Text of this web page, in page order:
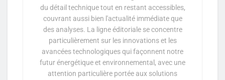
du détail technique tout en restant accessibles,
couvrant aussi bien l'actualité immédiate que
des analyses. La ligne éditoriale se concentre
particulièrement sur les innovations et les
avancées technologiques qui façonnent notre
futur énergétique et environnemental, avec une
attention particulière portée aux solutions